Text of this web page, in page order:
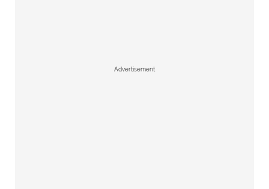
Advertisement